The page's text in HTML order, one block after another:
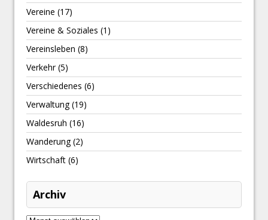
Vereine (17)
Vereine & Soziales (1)
Vereinsleben (8)
Verkehr(5)
Verschiedenes (6)
Verwaltung(19)
Waldesruh (16)
Wanderung(2)
Wirtschaft (6)
Archiv